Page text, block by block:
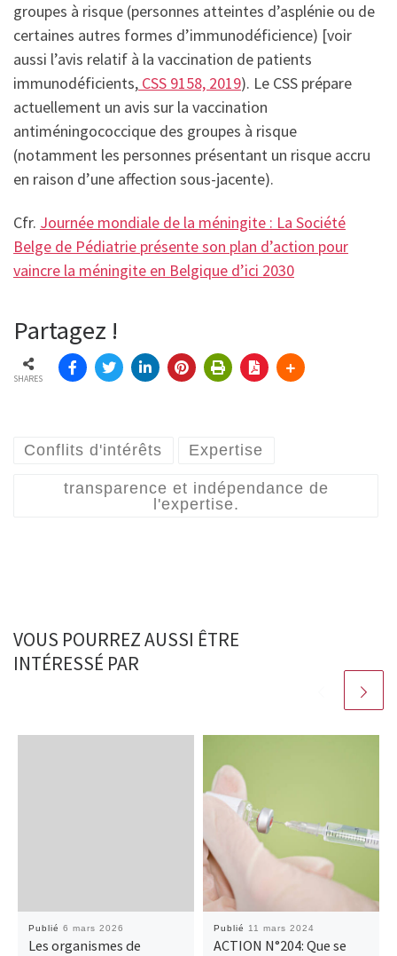
groupes à risque (personnes atteintes d’asplénie ou de
certaines autres formes d’immunodéficience) [voir
aussi l’avis relatif à la vaccination de patients
immunodéficients, CSS 9158, 2019). Le CSS prépare
actuellement un avis sur la vaccination
antiméningococcique des groupes à risque
(notamment les personnes présentant un risque accru
en raison d’une affection sous-jacente).
Cfr. Journée mondiale de la méningite : La Société
Belge de Pédiatrie présente son plan d’action pour
vaincre la méningite en Belgique d’ici 2030
Partagez !
SHARES
Conflits d'intérêts Expertise
transparence et indépendance de
l'expertise.
VOUS POURREZ AUSSI ÊTRE
INTÉRESSÉ PAR
Publié 6 mars 2026
Les organismes de
Publié 11 mars 2024
ACTION N°204: Que se